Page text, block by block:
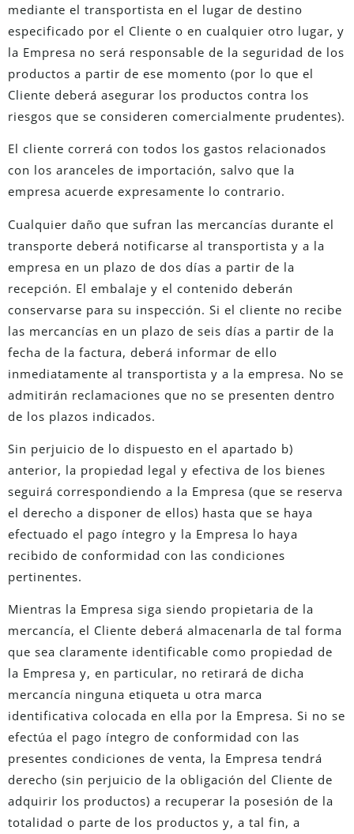
mediante el transportista en el lugar de destino
especificado por el Cliente o en cualquier otro lugar, y
la Empresa no será responsable de la seguridad de los
productos a partir de ese momento (por lo que el
Cliente deberá asegurar los productos contra los
riesgos que se consideren comercialmente prudentes).
El cliente correrá con todos los gastos relacionados
con los aranceles de importación, salvo que la
empresa acuerde expresamente lo contrario.
Cualquier daño que sufran las mercancías durante el
transporte deberá notificarse al transportista y a la
empresa en un plazo de dos días a partir de la
recepción. El embalaje y el contenido deberán
conservarse para su inspección. Si el cliente no recibe
las mercancías en un plazo de seis días a partir de la
fecha de la factura, deberá informar de ello
inmediatamente al transportista y a la empresa. No se
admitirán reclamaciones que no se presenten dentro
de los plazos indicados.
Sin perjuicio de lo dispuesto en el apartado b)
anterior, la propiedad legal y efectiva de los bienes
seguirá correspondiendo a la Empresa (que se reserva
el derecho a disponer de ellos) hasta que se haya
efectuado el pago íntegro y la Empresa lo haya
recibido de conformidad con las condiciones
pertinentes.
Mientras la Empresa siga siendo propietaria de la
mercancía, el Cliente deberá almacenarla de tal forma
que sea claramente identificable como propiedad de
la Empresa y, en particular, no retirará de dicha
mercancía ninguna etiqueta u otra marca
identificativa colocada en ella por la Empresa. Si no se
efectúa el pago íntegro de conformidad con las
presentes condiciones de venta, la Empresa tendrá
derecho (sin perjuicio de la obligación del Cliente de
adquirir los productos) a recuperar la posesión de la
totalidad o parte de los productos y, a tal fin, a